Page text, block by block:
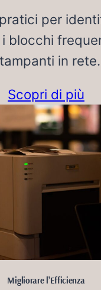
per
blocchi
in rete.
Scopri di più
Migliorare l’Efficienza